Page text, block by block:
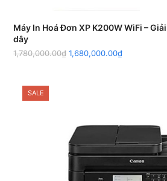
Máy In Hoá Đơn XP K200W WiFi –
dây
1,780,000.00₫ 1,680,000.00₫
SALE